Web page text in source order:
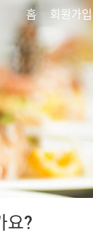
홈 회원가입
요?